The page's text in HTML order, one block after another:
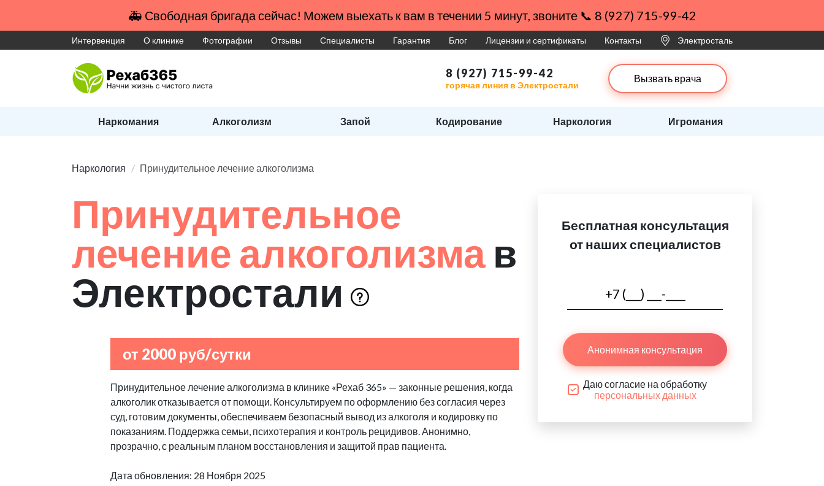
🚑 Свободная бригада сейчас! Можем выехать к вам в течении 5 минут, звоните 📞 8 (927) 715-99-42
Интервенция О клинике Фотографии Отзывы Специалисты Гарантия Блог Лицензии и сертификаты Контакты Электросталь
8 (927) 715-99-42
горячая линия в Электростали
Вызвать врача
Наркомания Алкоголизм Запой Кодирование Наркология Игромания
Наркология Принудительное лечение алкоголизма
Принудительное
лечение алкоголизма в
Электростали
от 2000 руб/сутки
Принудительное лечение алкоголизма в клинике «Рехаб 365» — законные решения, когда
алкоголик отказывается от помощи. Консультируем по оформлению без согласия через
суд, готовим документы, обеспечиваем безопасный вывод из алкоголя и кодировку по
показаниям. Поддержка семьи, психотерапия и контроль рецидивов. Анонимно,
прозрачно, с реальным планом восстановления и защитой прав пациента.
Дата обновления: 28 Ноября 2025
Бесплатная консультация
от наших специалистов
Анонимная консультация
Даю согласие на обработку
персональных данных